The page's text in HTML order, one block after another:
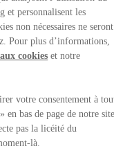
et personnalisent les
non nécessaires ne seront
Pour plus d’informations,
cookies et notre
votre consentement à
en bas de page de notre
pas la licéité du
là.